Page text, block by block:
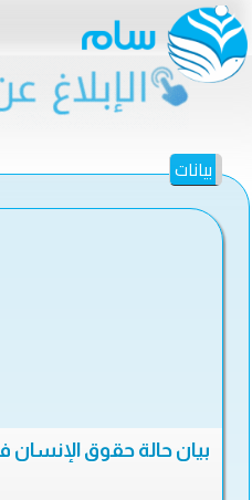
بيانات
بيان حالة حقوق الإنسان في